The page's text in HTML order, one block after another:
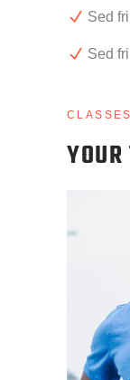
Sed
Sed
CLASSES